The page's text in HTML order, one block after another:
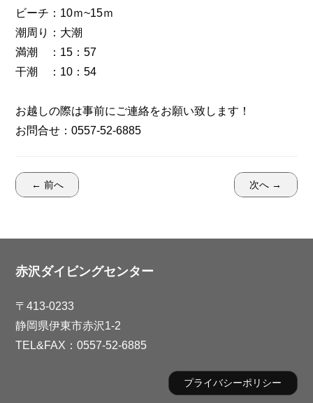
ビーチ：10ｍ~15ｍ
潮周り：大潮
満潮 ：15：57
干潮 ：10：54
お越しの際は事前にご連絡をお願い致します！
お問合せ：0557-52-6885
← 前へ 次へ →
赤沢ダイビングセンター
〒413-0233
静岡県伊東市赤沢1-2
TEL&FAX：0557-52-6885
プライバシーポリシー